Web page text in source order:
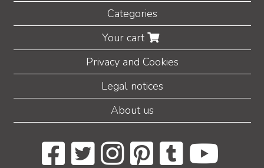
Categories
Your cart
Privacy and Cookies
Legal notices
About us